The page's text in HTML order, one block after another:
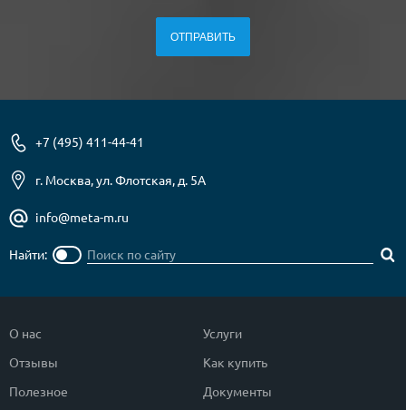
+7 (495) 411-44-41
г. Москва, ул. Флотская, д. 5А
info@meta-m.ru
Найти:
О нас
Отзывы
Полезное
Услуги
Как купить
Документы